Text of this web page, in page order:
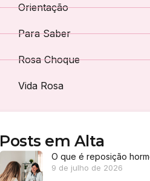
Orientação
Para Saber
Rosa Choque
Vida Rosa
Posts em Alta
O que é reposição
9 de julho de 2026